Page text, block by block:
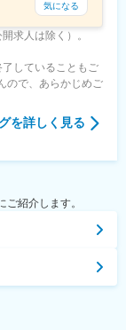
気になる
求人は除く）。
していることもご
ので、あらかじめご
を詳しく見る
紹介します。